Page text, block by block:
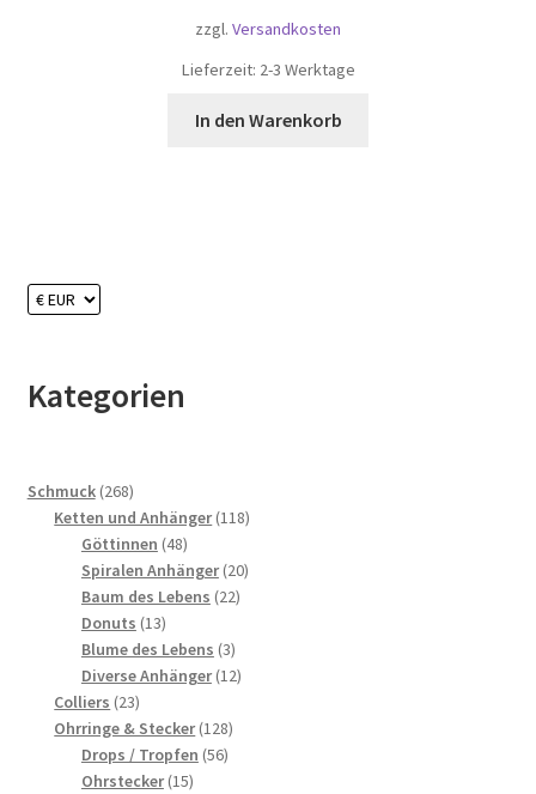
zzgl. Versandkosten
Lieferzeit: 2-3 Werktage
In den Warenkorb
Kategorien
Schmuck 268268
Produkte
Ketten und Anhänger 118118
Göttinnen 4848
Produkte
Spiralen Anhänger 2020
Baum des Lebens 2222
Donuts 1313
Produkte
Blume des Lebens 33
Produkte
Diverse Anhänger 1212
Colliers 2323
Produkte
Ohrringe & Stecker 128128
Drops / Tropfen 5656
Ohrstecker 1515